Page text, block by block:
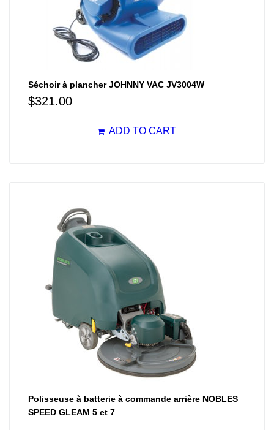
Séchoir à plancher JOHNNY VAC JV3004W
$321.00
ADD TO CART
Polisseuse à batterie à commande arrière NOBLES
SPEED GLEAM 5 et 7